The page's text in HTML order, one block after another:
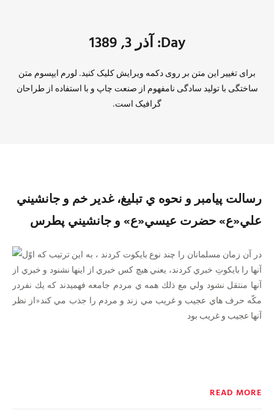
Day: آذر 3, 1389
برای تغییر این متن بر روی دکمه ویرایش کلیک کنید. لورم ایپسوم متن
ساختگی با تولید سادگی نامفهوم از صنعت چاپ و با استفاده از طراحان
گرافیک است.
رسالت پيامبر و نحوه ي تبليغ، غدير خم و جانشيني
علي«ع» حضرت عيسي«ع» و جانشيني پطرس
در آن زمان مسلمانان را چند نوع بايكوت كردند ، به اين ترتيب كه اوّل
آنها را بايكوتِ خبري كردند، يعني هيچ كس خبري از اينها نشنود و خبري از
آنها منتقل نشود ولي مع ذلك همه ي مردم جامعه فهميدند كه يك نفردر
مكّه حرف هاي عجيب و غريب مي زند و مردم را جذب مي كند«از نظر
آنها عجيب و غريب بود
READ MORE